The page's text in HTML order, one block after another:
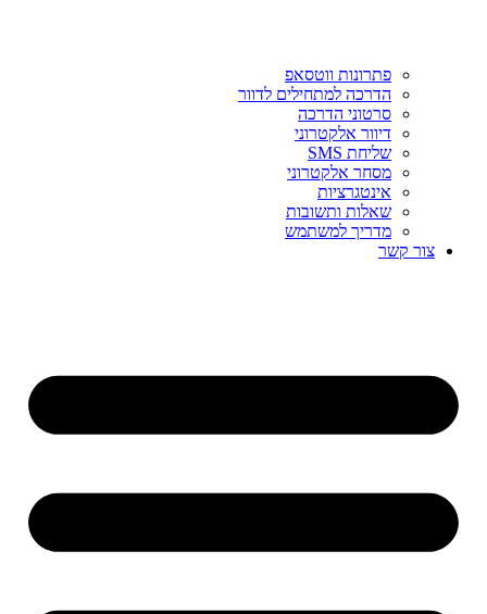
פתרונות ווטסאפ
הדרכה למתחילים לדוור
סרטוני הדרכה
דיוור אלקטרוני
שליחת SMS
מסחר אלקטרוני
אינטגרציות
שאלות ותשובות
מדריך למשתמש
צור קשר